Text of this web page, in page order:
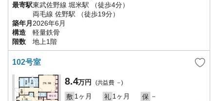
最寄駅東武佐野線 堀米駅
（徒歩4分）
両毛線 佐野駅
（徒歩19分）
築年月2026年6月
構造
軽量鉄骨
階数
地上1階
102号室
8.4万円 (共益費 －)
敷 1ヶ月 礼 1ヶ月 保 －